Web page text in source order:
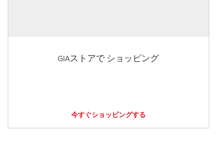
GIAストアで ショッピング
今すぐショッピングする